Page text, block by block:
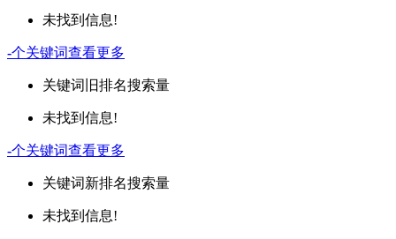
未找到信息!
-个关键词查看更多
关键词 旧排名搜索量
未找到信息!
-个关键词查看更多
关键词新排名搜索量
未找到信息!